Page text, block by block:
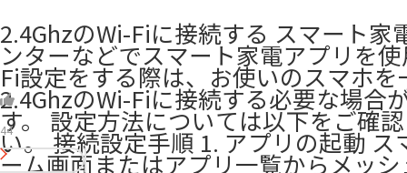
2.4GhzのWi-Fiに接続する スマート家
ンターなどでスマート家電アプリを
Fi設定をする際は、お使いのスマホを
2.4GhzのWi-Fiに接続する必要な場合
す。 設定方法については以下をご確
い。 接続設定手順 1. アプリの起動 ス
ーム画面またはアプリ一覧からメッ
44